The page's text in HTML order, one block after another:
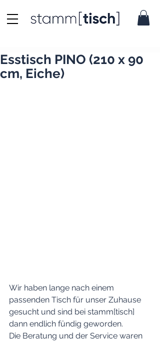
Esstisch PINO (210 x 90
cm, Eiche)
Wir haben lange nach einem
passenden Tisch für unser Zuhause
gesucht und sind bei stamm[tisch]
dann endlich fündig geworden.
Die Beratung und der Service waren